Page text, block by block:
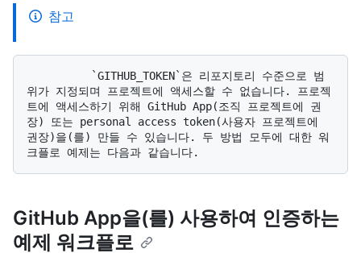
참고
위가 지정되며 프로젝트에 액세스할 수 없습니다. 프로젝
트에 액세스하기 위해 GitHub App(조직 프로젝트에 권
장) 또는 personal access token(사용자 프로젝트에
권장)을(를) 만들 수 있습니다. 두 방법 모두에 대한 워
GitHub App을(를) 사용하여 인증하는
예제 워크플로